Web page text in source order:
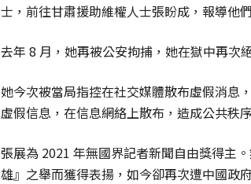
士，前往甘肅援助維權人士張盼成，報導他
去年 8 月，她再被公安拘捕，她在獄中再次
她今次被當局指控在社交媒體散布虛假消息
虛假信息，在信息網絡上散布，造成公共秩
張展為 2021 年無國界記者新聞自由獎得主
雄』之舉而獲得表揚，如今卻再次遭中國政